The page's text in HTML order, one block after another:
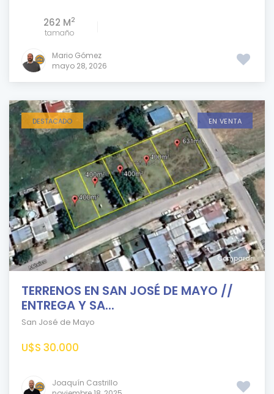
262 M2
tamaño
Mario Gómez
mayo 28, 2026
Comparar
DESTACADO EN VENTA
TERRENOS EN SAN JOSÉ DE MAYO //
ENTREGA Y SA...
San José de Mayo
U$S 30.000
Joaquín Castrillo